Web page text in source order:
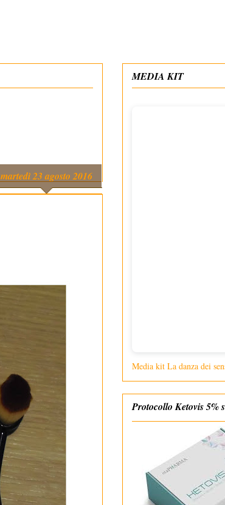
martedì 23 agosto 2016
MEDIA KIT
Media kit La danza dei
Protocollo Ketovis 5%